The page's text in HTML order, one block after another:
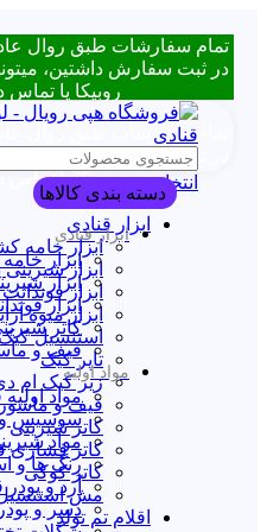
تمام سفارشات طبق روال
روبیکا یا تماس
تمام سفارشات طبق روال
روبیکا یا تماس
انتخاب دسته بندی
ابزار قنادی
ابزار خامه
ابزار
ابزار
ابزار میوه
استنسیل
تاپر کیک
زیر کیک ام
قیف و
کاتر شیرینی
کاتر فشاری
کاتر کوکی
مش
اقلام تم تولد
دسته بندی کالاها
ابزار قنادی
ابزار
ابزار
ابزار
کاتر
قیف و
مواد اولیه
مواد
سوسیس و
مواد
رنگ ها و
آرد و پودر
دسر و